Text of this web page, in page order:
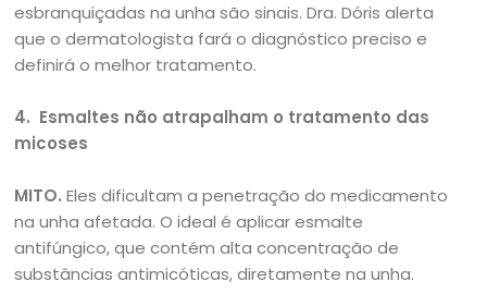
esbranquiçadas na unha são sinais. Dra. Dóris alerta
que o dermatologista fará o diagnóstico preciso e
definirá o melhor tratamento.
4. Esmaltes não atrapalham o tratamento das
micoses
MITO. Eles dificultam a penetração do medicamento
na unha afetada. O ideal é aplicar esmalte
antifúngico, que contém alta concentração de
substâncias antimicóticas, diretamente na unha.